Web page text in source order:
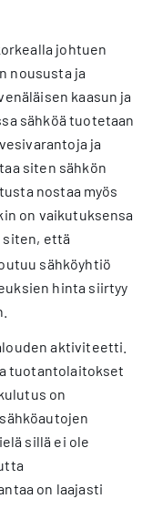
johtuen
noususta ja
kaasun ja
sähköä tuotetaan
ja
siten sähkön
nostaa myös
on vaikutuksensa
siten, että
sähköyhtiö
hinta siirtyy
aktiviteetti.
tuotantolaitokset
on
sillä ei ole
on laajasti